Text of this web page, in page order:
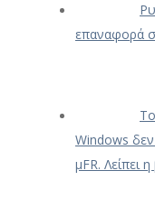
επαναφορά
Windows
μFR. Λείπει